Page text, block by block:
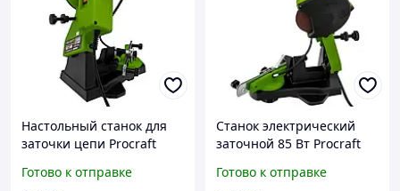
Настольный станок для
заточки цепи Procraft
заточной для цепей
Готово к отправке
Станок электрический
заточной 85 Вт Procraft
заточки цепей бензопил
Готово к отправке